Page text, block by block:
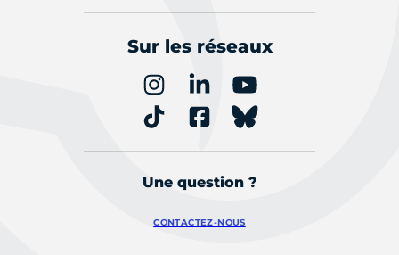
Sur les réseaux
Une question ?
CONTACTEZ-NOUS